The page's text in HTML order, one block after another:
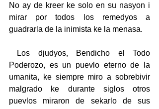
No ay de kreer ke solo en su nasyon i
mirar por todos los remedyos a
guadrarla de la inimista ke la menasa.
Los djudyos, Bendicho el Todo
Poderozo, es un puevlo eterno de la
umanita, ke siempre miro a sobrebivir
malgrado ke durante siglos otros
puevlos miraron de sekarlo de sus